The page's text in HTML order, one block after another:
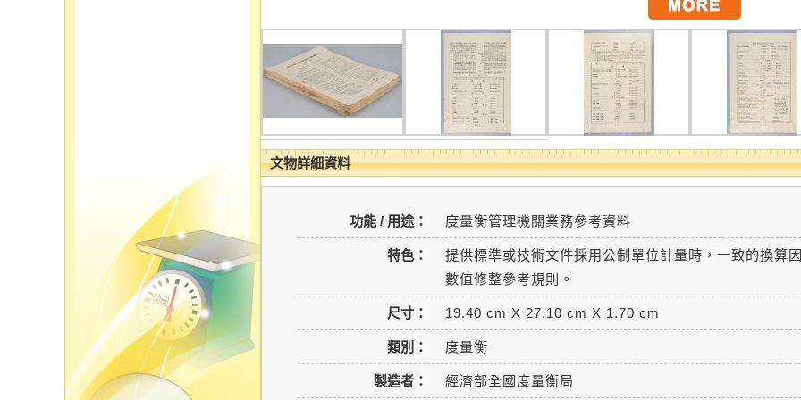
文物詳細資料
功能 / 用途： 度量衡管理機關業務參考資料
特色：
提供標準或技術文件採用公制單位計量時，一致的換算
數值修整參考規則。
尺寸： 19.40 cm X 27.10 cm X 1.70 cm
類別： 度量衡
製造者： 經濟部全國度量衡局